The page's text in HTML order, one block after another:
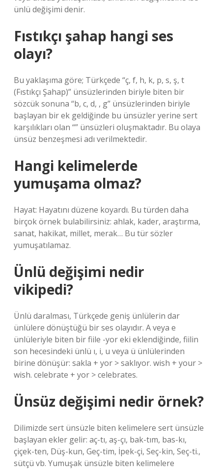
ünlü değişimi denir.
Fıstıkçı şahap hangi ses
olayı?
Bu yaklaşıma göre; Türkçede “ç, f, h, k, p, s, ş, t
(Fıstıkçı Şahap)” ünsüzlerinden biriyle biten bir
sözcük sonuna “b, c, d, , g” ünsüzlerinden biriyle
başlayan bir ek geldiğinde bu ünsüzler yerine sert
karşılıkları olan “” ünsüzleri oluşmaktadır. Bu olaya
ünsüz benzeşmesi adı verilmektedir.
Hangi kelimelerde
yumuşama olmaz?
Hayat: Hayatını düzene koyardı. Bu türden daha
birçok örnek bulabilirsiniz: ahlak, kader, araştırma,
sanat, hakikat, millet, merak… Bu tür sözler
yumuşatılamaz.
Ünlü değişimi nedir
vikipedi?
Ünlü daralması, Türkçede geniş ünlülerin dar
ünlülere dönüştüğü bir ses olayıdır. A veya e
ünlüleriyle biten bir fiile -yor eki eklendiğinde, fiilin
son hecesindeki ünlü ı, i, u veya ü ünlülerinden
birine dönüşür: sakla + yor > saklıyor. wish + your >
wish. celebrate + yor > celebrates.
Ünsüz değişimi nedir örnek?
Dilimizde sert ünsüzle biten kelimelere sert ünsüzle
başlayan ekler gelir: aç-tı, aş-çı, bak-tım, bas-kı,
çiçek-ten, Düş-kun, Geç-tim, İpek-çi, Seç-kin, Seç-ti.,
sütçü vb. Yumuşak ünsüzle biten kelimelere